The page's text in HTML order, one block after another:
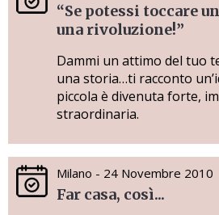
“Se potessi toccare
una rivoluzione!”
Dammi un attimo del tuo
una storia…ti racconto
piccola è divenuta forte,
straordinaria.
Milano - 24 Novembre 2010
Far casa, così...